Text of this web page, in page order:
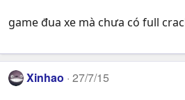
game đua xe mà chưa có full
Xinhao 27/7/15